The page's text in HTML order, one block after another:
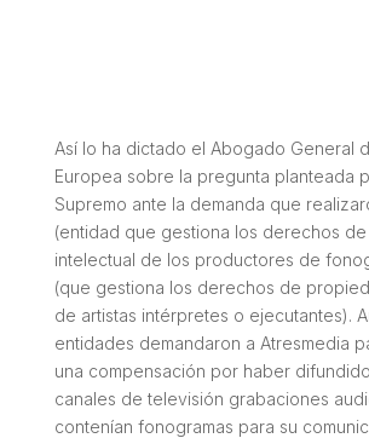
Así lo ha dictado el Abogado General
Europea sobre la pregunta planteada
Supremo ante la demanda que
(entidad que gestiona los derechos
intelectual de los productores de
(que gestiona los derechos de
de artistas intérpretes o ejecutantes).
entidades demandaron a Atresmedia
una compensación por haber
canales de televisión grabaciones
contenían fonogramas para su